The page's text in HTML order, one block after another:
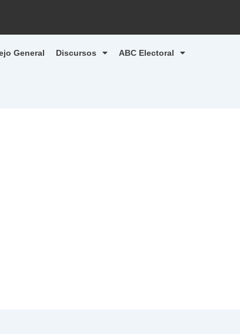
General Discursos ABC Electoral